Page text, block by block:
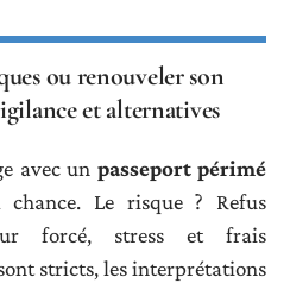
ou renouveler son
et alternatives
avec un passeport périmé
Le risque ? Refus
forcé, stress et frais
stricts, les interprétations